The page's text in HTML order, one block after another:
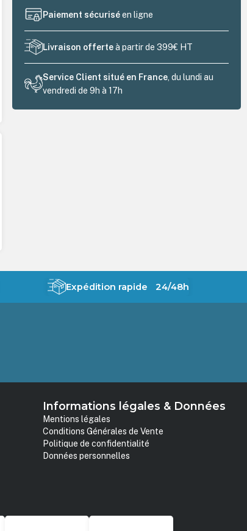
Paiement sécuriséen ligne
Livraison offerteà partir de 399€ HT
Service Client situé en France , du lundi au
vendredi de 9h à 17h
Expédition rapide 24/48h
Informations légales & Données
Mentions légales
Conditions Générales de Vente
Politique de confidentialité
Données personnelles